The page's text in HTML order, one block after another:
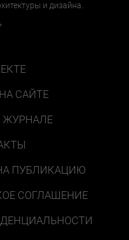
и дизайна.
САЙТЕ
ЖУРНАЛЕ
ПУБЛИКАЦИЮ
СОГЛАШЕНИЕ